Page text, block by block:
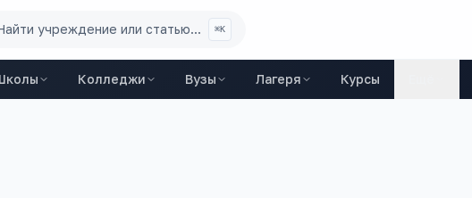
учреждение или статью... ⌘K
Колледжи Вузы Лагеря Курсы